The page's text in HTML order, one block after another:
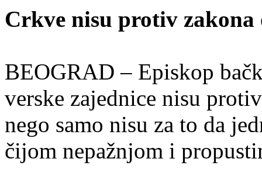
Crkve nisu protiv
BEOGRAD – Episkop
verske zajednice nisu
nego samo nisu za to da
čijom nepažnjom i